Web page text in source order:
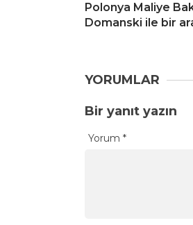
Polonya Maliye
Domanski ile bir
YORUMLAR
Bir yanıt yazın
Yorum *